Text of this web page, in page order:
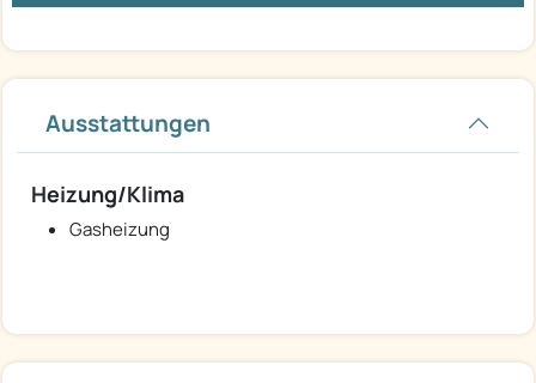
Ausstattungen
Heizung/Klima
Gasheizung